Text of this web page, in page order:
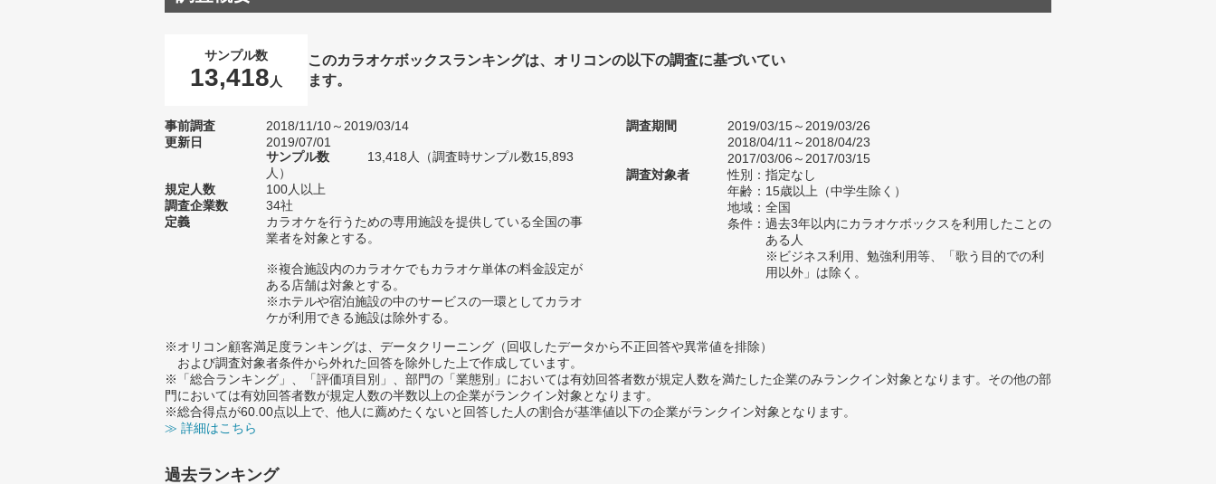
サンプル数
13,418 人
このカラオケボックスランキングは、オリコンの以下の調査に基づいてい
ます。
事前調査
2018/11/10～2019/03/14
更新日
2019/07/01
サンプル数
13,418人（調査時サンプル数15,893
人）
規定人数
100人以上
調査企業数
34社
定義
カラオケを行うための専用施設を提供している全国の事
業者を対象とする。
※複合施設内のカラオケでもカラオケ単体の料金設定が
ある店舗は対象とする。
※ホテルや宿泊施設の中のサービスの一環としてカラオ
ケが利用できる施設は除外する。
調査期間
2019/03/15～2019/03/26
2018/04/11～2018/04/23
2017/03/06～2017/03/15
調査対象者
性別：指定なし
年齢：15歳以上（中学生除く）
地域：全国
条件：過去3年以内にカラオケボックスを利用したことの
ある人
※ビジネス利用、勉強利用等、「歌う目的での利
用以外」は除く。
※オリコン顧客満足度ランキングは、データクリーニング（回収したデータから不正回答や異常値を排除）
および調査対象者条件から外れた回答を除外した上で作成しています。
※「総合ランキング」、「評価項目別」、部門の「業態別」においては有効回答者数が規定人数を満たした企業のみランクイン対象となります。その他の部
門においては有効回答者数が規定人数の半数以上の企業がランクイン対象となります。
※総合得点が60.00点以上で、他人に薦めたくないと回答した人の割合が基準値以下の企業がランクイン対象となります。
≫ 詳細はこちら
過去ランキング